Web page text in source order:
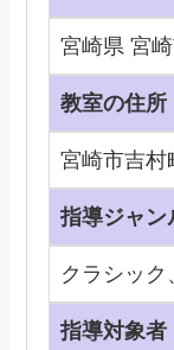
宮崎県 宮
教室の住所
宮崎市吉村
指導ジャン
クラシック
指導対象者